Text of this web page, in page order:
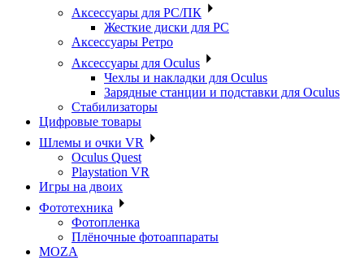
Аксессуары для PC/ПК
Жесткие диски для PC
Аксессуары Ретро
Аксессуары для Oculus
Чехлы и накладки для Oculus
Зарядные станции и подставки для Oculus
Стабилизаторы
Цифровые товары
Шлемы и очки VR
Oculus Quest
Playstation VR
Игры на двоих
Фототехника
Фотопленка
Плёночные фотоаппараты
MOZA